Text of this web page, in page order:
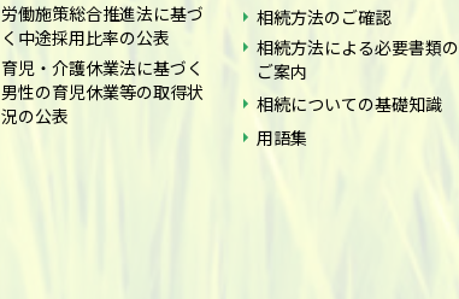
労働施策総合推進法に基づ
く中途採用比率の公表
育児・介護休業法に基づく
男性の育児休業等の取得状
況の公表
相続方法のご確認
相続方法による必要書類の
ご案内
相続についての基礎知識
用語集